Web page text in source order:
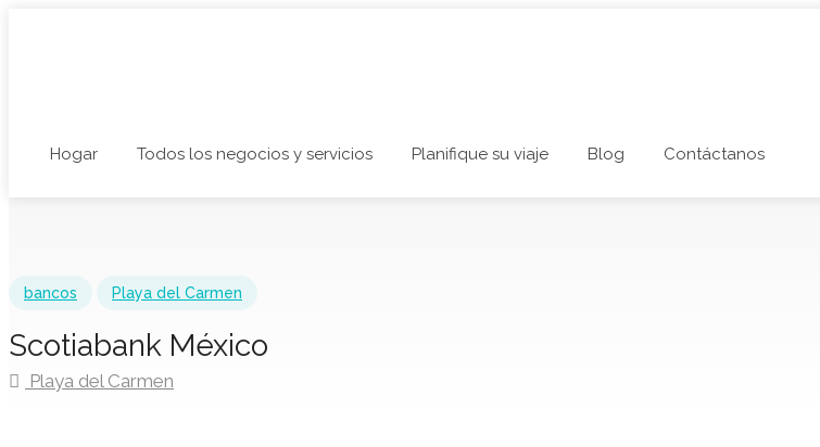
Hogar Todos los negocios y servicios Planifique su viaje Blog Contáctanos
bancos Playa del Carmen
Scotiabank México
Playa del Carmen